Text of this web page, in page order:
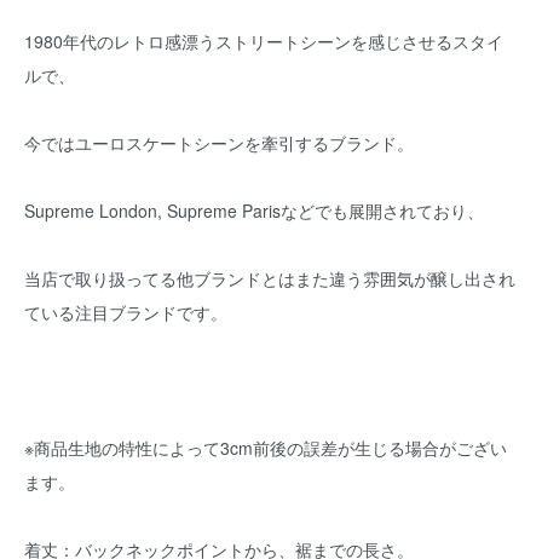
1980年代のレトロ感漂うストリートシーンを感じさせるスタイ
ルで、
今ではユーロスケートシーンを牽引するブランド。
Supreme London, Supreme Parisなどでも展開されており、
当店で取り扱ってる他ブランドとはまた違う雰囲気が醸し出され
ている注目ブランドです。
※商品生地の特性によって3cm前後の誤差が生じる場合がござい
ます。
着丈：バックネックポイントから、裾までの長さ。